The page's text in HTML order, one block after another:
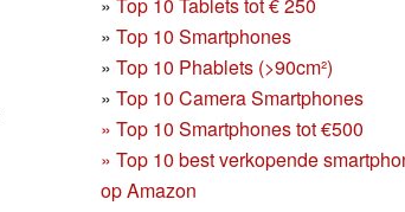
» Top 10 Smartphones
» Top 10 Phablets (>90cm²)
» Top 10 Camera Smartphones
» Top 10 Smartphones tot €500
» Top 10 best verkopende
op Amazon